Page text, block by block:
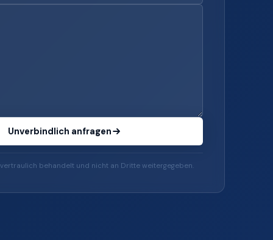
Unverbindlich anfragen
behandelt und nicht an Dritte weitergegeben.